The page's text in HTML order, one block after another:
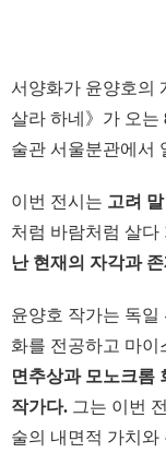
서양화가 윤양호의
살라 하네》가 오는
술관 서울분관에서
이번 전시는 고려
처럼 바람처럼 살다
난 현재의 자각과
윤양호 작가는 독일
화를 전공하고 마이
면추상과 모노크롬
작가다. 그는 이번
술의 내면적 가치와